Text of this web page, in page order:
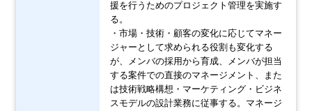
援を行うためのプロジェクト管理を実施す
る。
・市場・技術・顧客の変化に応じてマネー
ジャーとして求められる役割も変化する
が、メンバの採用から育成、メンバが担当
する案件での直接のマネージメント、また
は技術戦略構想・マーケティング・ビジネ
スモデルの設計業務に従事する。マネージ